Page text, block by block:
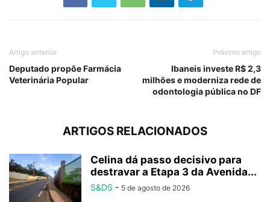
Artigo anterior
Deputado propõe Farmácia
Veterinária Popular
Próximo artigo
Ibaneis investe R$ 2,3
milhões e moderniza rede de
odontologia pública no DF
ARTIGOS RELACIONADOS
Celina dá passo decisivo para
destravar a Etapa 3 da Avenida...
S&DS - 5 de agosto de 2026